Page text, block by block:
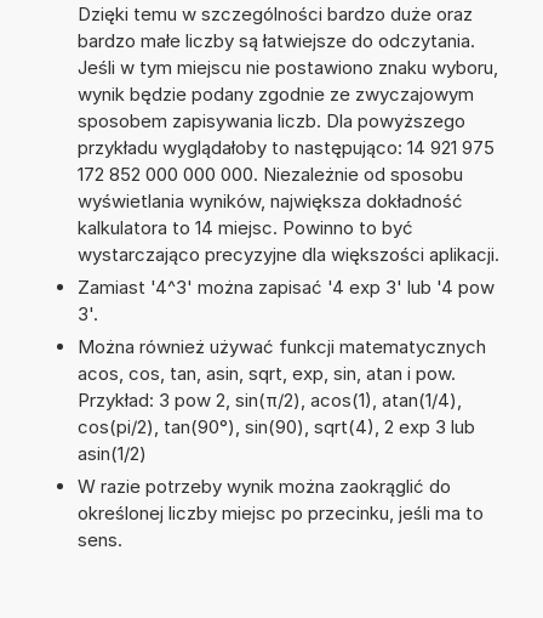
Dzięki temu w szczególności bardzo duże oraz
bardzo małe liczby są łatwiejsze do odczytania.
Jeśli w tym miejscu nie postawiono znaku wyboru,
wynik będzie podany zgodnie ze zwyczajowym
sposobem zapisywania liczb. Dla powyższego
przykładu wyglądałoby to następująco: 14 921 975
172 852 000 000 000. Niezależnie od sposobu
wyświetlania wyników, największa dokładność
kalkulatora to 14 miejsc. Powinno to być
wystarczająco precyzyjne dla większości aplikacji.
Zamiast '4^3' można zapisać '4 exp 3' lub '4 pow
3'.
Można również używać funkcji matematycznych
acos, cos, tan, asin, sqrt, exp, sin, atan i pow.
Przykład: 3 pow 2, sin(π/2), acos(1), atan(1/4),
cos(pi/2), tan(90°), sin(90), sqrt(4), 2 exp 3 lub
asin(1/2)
W razie potrzeby wynik można zaokrąglić do
określonej liczby miejsc po przecinku, jeśli ma to
sens.